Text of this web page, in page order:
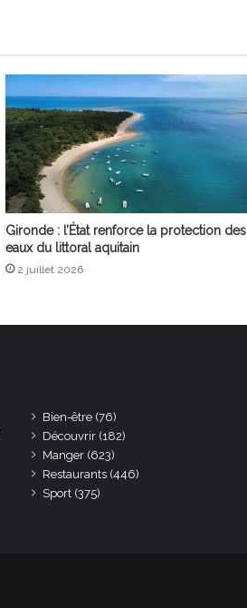
Gironde : l’État renforce la protection des
eaux du littoral aquitain
2 juillet 2026
Bien-être (76)
Découvrir (182)
Manger (623)
Restaurants (446)
Sport (375)